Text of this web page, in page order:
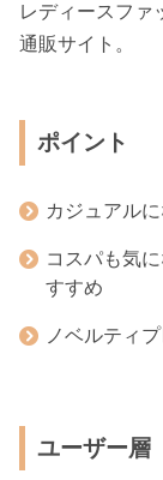
レディースファ
通販サイト。
ポイント
カジュアル
コスパも気
すすめ
ノベルティ
ユーザー層